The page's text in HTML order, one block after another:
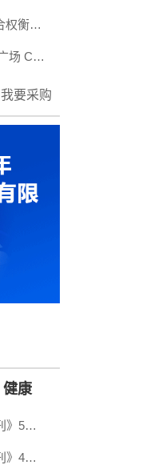
网经社陈礼腾：希音落地港股上市是综合权衡监管 业务 资本与风险后的选择
网经社陈礼腾：大厂集中关停UGC情感广场 C端拟人情感AI的野蛮增长终结。
我要采购
健康
网经社数字零售台第49期《数字零售月刊》5月原创精品回顾
网经社数字零售台第48期《数字零售月刊》4月原创精品回顾